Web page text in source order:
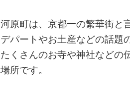
河原町は、京都一の繁華街と
デパートやお土産などの話題
たくさんのお寺や神社などの
場所です。